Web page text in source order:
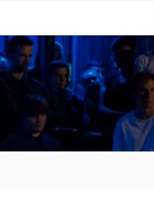
springen